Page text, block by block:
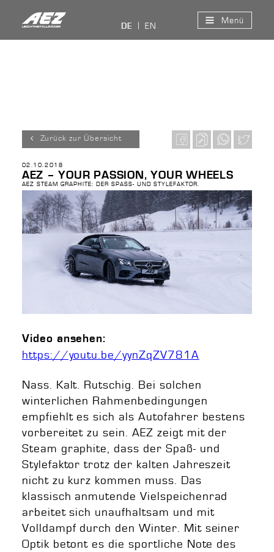
DE EN
Menü
Zurück zur Übersicht
02.10.2018
AEZ – YOUR PASSION, YOUR WHEELS
AEZ STEAM GRAPHITE: DER SPASS- UND STYLEFAKTOR.
Video ansehen:
https://youtu.be/yynZqZV781A
Nass. Kalt. Rutschig. Bei solchen
winterlichen Rahmenbedingungen
empfiehlt es sich als Autofahrer bestens
vorbereitet zu sein. AEZ zeigt mit der
Steam graphite, dass der Spaß- und
Stylefaktor trotz der kalten Jahreszeit
nicht zu kurz kommen muss. Das
klassisch anmutende Vielspeichenrad
arbeitet sich unaufhaltsam und mit
Volldampf durch den Winter. Mit seiner
Optik betont es die sportliche Note des